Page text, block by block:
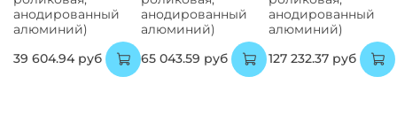
анодированный
алюминий)
39 604.94 руб
анодированный
алюминий)
65 043.59 руб
анодированный
алюминий)
127 232.37 руб